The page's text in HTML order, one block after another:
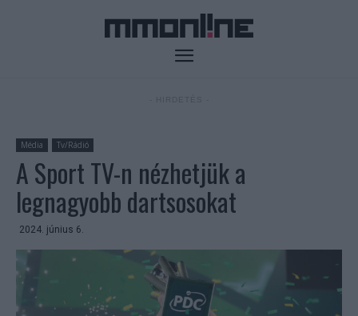
Média Tv/Rádió
A Sport TV-n nézhetjük a
legnagyobb dartsosokat
2024. június 6.